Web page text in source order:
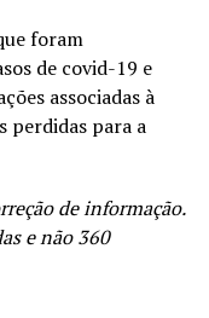
foram
de covid-19 e
associadas à
perdidas para a
de informação.
e não 360